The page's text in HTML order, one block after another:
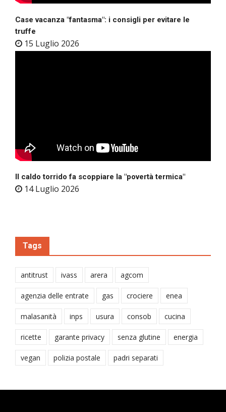
Case vacanza "fantasma": i consigli per evitare le
truffe
15 Luglio 2026
Il caldo torrido fa scoppiare la "povertà termica"
14 Luglio 2026
Tags
antitrust ivass arera agcom
agenzia delle entrate gas crociere enea
malasanità inps usura consob cucina
ricette garante privacy senza glutine energia
vegan polizia postale padri separati